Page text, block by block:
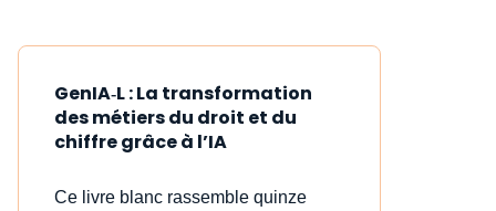
GenIA‑L : La transformation
des métiers du droit et du
chiffre grâce à l’IA
Ce livre blanc rassemble quinze